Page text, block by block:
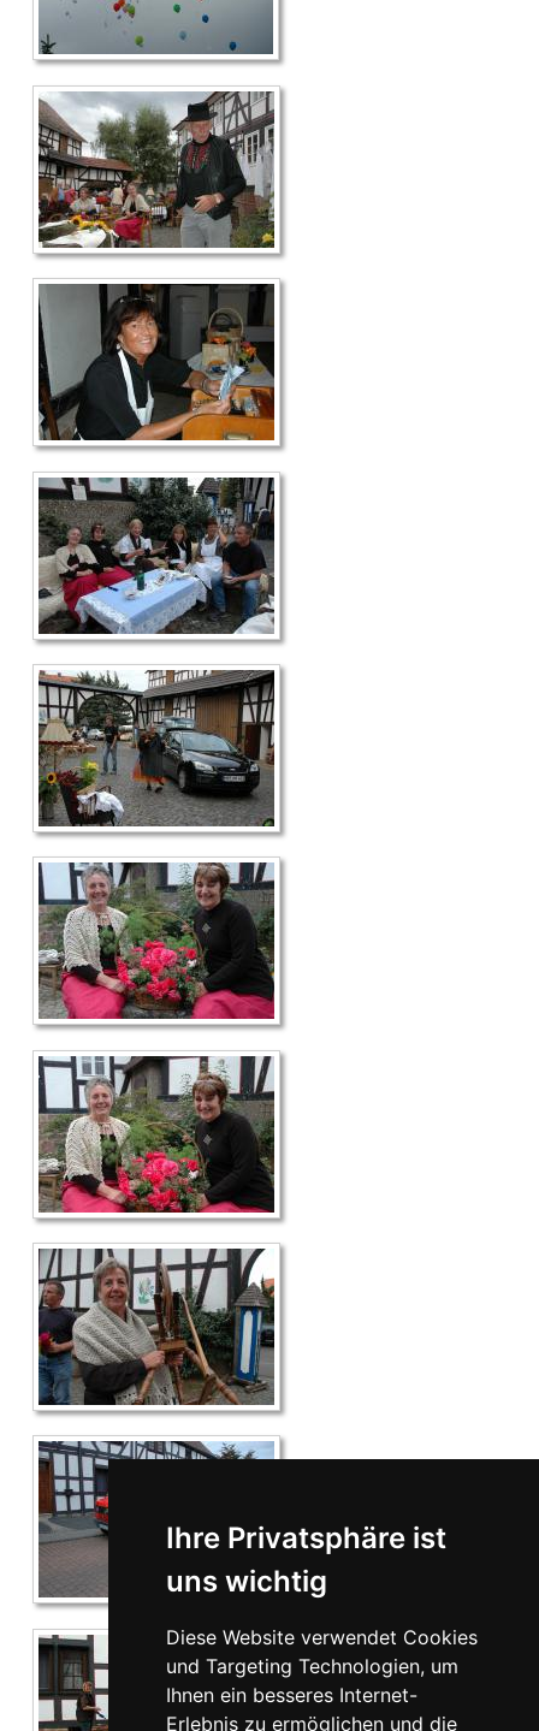
Ihre Privatsphäre ist
uns wichtig
Diese Website verwendet Cookies
und Targeting Technologien, um
Ihnen ein besseres Internet-
Erlebnis zu ermöglichen und die